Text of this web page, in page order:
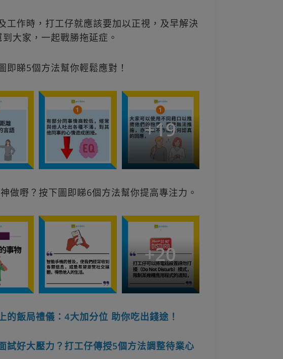
工作時，打工仔就應該要加以正視，及早解決
大家，一起戰勝拖延症。
睇5個方法幫你輕鬆應對！
+19
做嘢？按下圖即睇6個方法幫你提高專注力。
+20
的飯局禮儀：4大加分位 助你吃出錢途！
試好大壓力？打工仔傳授5個方法調整待業心